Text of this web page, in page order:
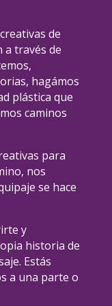
de
través de
hagámos
plástica que
caminos
para
nos
se hace
y
historia de
Estás
a una parte o